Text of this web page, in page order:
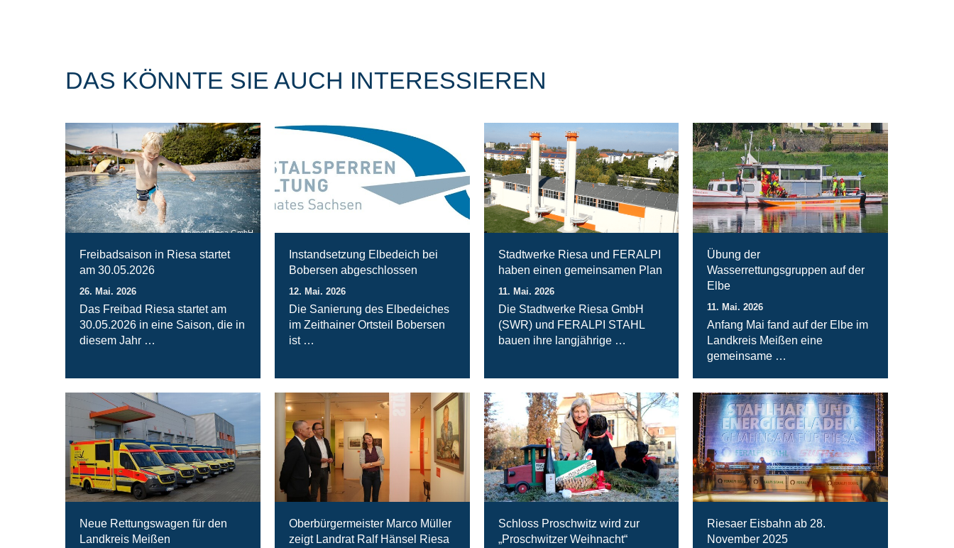
DAS KÖNNTE SIE AUCH INTERESSIEREN
Magnet Riesa GmbH
Freibadsaison in Riesa startet
am 30.05.2026
26. Mai. 2026
Das Freibad Riesa startet am
30.05.2026 in eine Saison, die in
diesem Jahr …
Instandsetzung Elbedeich bei
Bobersen abgeschlossen
12. Mai. 2026
Die Sanierung des Elbedeiches
im Zeithainer Ortsteil Bobersen
ist …
Stadtwerke Riesa und FERALPI
haben einen gemeinsamen Plan
11. Mai. 2026
Die Stadtwerke Riesa GmbH
(SWR) und FERALPI STAHL
bauen ihre langjährige …
Übung der
Wasserrettungsgruppen auf der
Elbe
11. Mai. 2026
Anfang Mai fand auf der Elbe im
Landkreis Meißen eine
gemeinsame …
Neue Rettungswagen für den
Landkreis Meißen
Oberbürgermeister Marco Müller
zeigt Landrat Ralf Hänsel Riesa
Schloss Proschwitz wird zur
„Proschwitzer Weihnacht“
Riesaer Eisbahn ab 28.
November 2025